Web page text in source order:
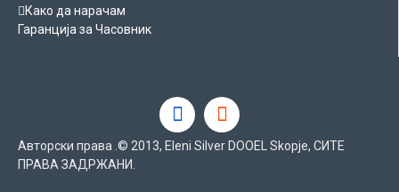
Како да нарачам
Гаранција за Часовник
Авторски права .© 2013, Eleni Silver DOOEL Skopje, СИТЕ
ПРАВА ЗАДРЖАНИ.